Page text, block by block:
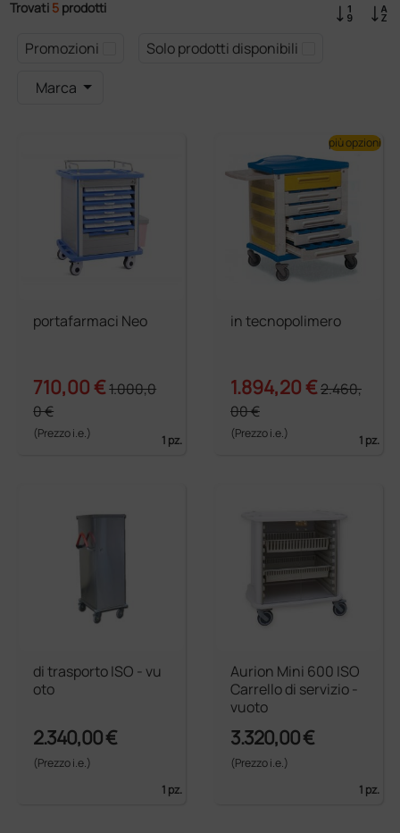
Trovati 5 prodotti
Promozioni
Solo prodotti disponibili
Marca
portafarmaci Neo
710,00 €1.000,0
0 €
(Prezzo i.e.) 1 pz.
in tecnopolimero
1.894,20 €2.460,
00 €
(Prezzo i.e.) 1 pz.
più opzioni
di trasporto ISO - vu
oto
2.340,00 €
(Prezzo i.e.)
1 pz.
Aurion Mini 600 ISO
Carrello di servizio -
vuoto
3.320,00 €
(Prezzo i.e.)
1 pz.